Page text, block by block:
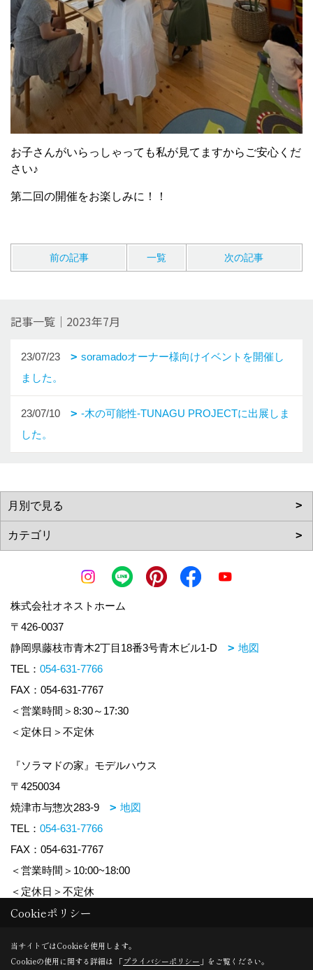
お子さんがいらっしゃっても私が見てますからご安心くだ
さい♪
第二回の開催をお楽しみに！！
前の記事 一覧 次の記事
記事一覧｜2023年7月
23/07/23
soramadoオーナー様向けイベントを開催し
ました。
23/07/10
‐木の可能性‐TUNAGU PROJECTに出展しま
した。
株式会社オネストホーム
〒426-0037
静岡県藤枝市青木2丁目18番3号青木ビル1-D
地図
TEL： 054-631-7766
FAX：054-631-7767
＜営業時間＞8:30～17:30
＜定休日＞不定休
『ソラマドの家』モデルハウス
〒4250034
焼津市与惣次283-9
地図
TEL： 054-631-7766
FAX：054-631-7767
＜営業時間＞10:00~18:00
＜定休日＞不定休
Copyright (c) honesthome. All Rights Reserved.
Produced byゴデスクリエイト
Cookieポリシー
当サイトではCookieを使用します。
Cookieの使用に関する詳細は 「プライバシーポリシー 」をご覧ください。